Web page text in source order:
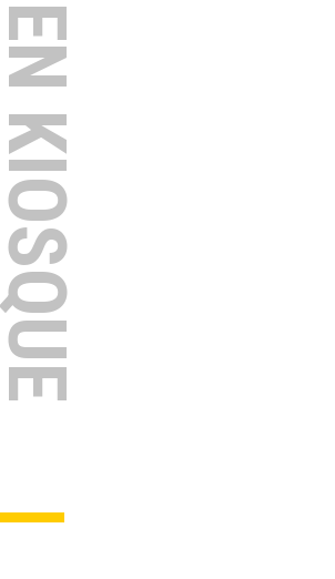
EN KIOSQUE